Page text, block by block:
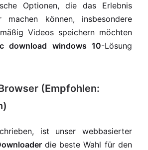
Optionen, die das Erlebnis
machen können, insbesondere
Videos speichern möchten
download windows 10-Lösung
(Empfohlen:
ist unser webbasierter
die beste Wahl für den